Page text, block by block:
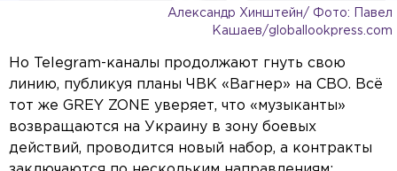
Александр Хинштейн/ Фото: Павел
Кашаев/globallookpress.com
Но Telegram-каналы продолжают гнуть свою
линию, публикуя планы ЧВК «Вагнер» на СВО. Всё
тот же GREY ZONE уверяет, что «музыканты»
возвращаются на Украину в зону боевых
действий, проводится новый набор, а контракты